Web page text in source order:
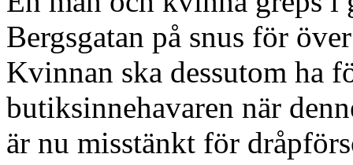
Bergsgatan på snus för
Kvinnan ska dessutom ha
butiksinnehavaren när
är nu misstänkt för